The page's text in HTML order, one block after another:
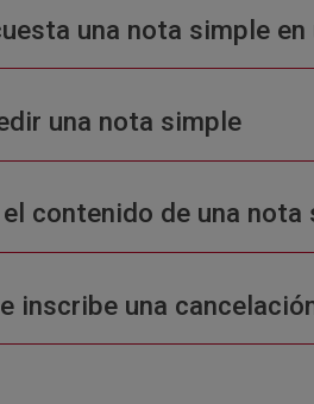
una nota simple
una nota simple
el contenido de una
inscribe una